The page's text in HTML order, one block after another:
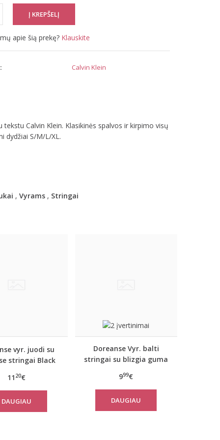
apie šią prekę? Klauskite
Calvin Klein
Calvin Klein. Klasikinės spalvos ir kirpimo visų
dydžiai S/M/L/XL.
, Vyrams, Stringai
vyr. juodi su
stringai Black
11 20€
DAUGIAU
Doreanse Vyr. balti
stringai su blizgia guma
999€
DAUGIAU